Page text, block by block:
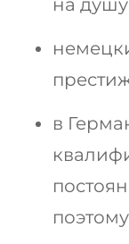
на
в